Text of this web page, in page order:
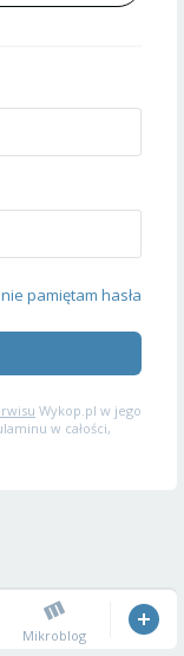
nie pamiętam hasła
Wykop.pl w jego
w całości,
Mikroblog